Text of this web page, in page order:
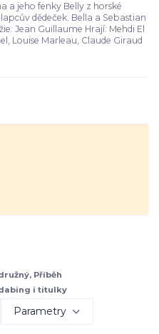
a jeho fenky Belly z horské
dědeček. Bella a Sebastian
Jean Guillaume Hrají: Mehdi El
Louise Marleau, Claude Giraud
Příběh
i titulky
Parametry